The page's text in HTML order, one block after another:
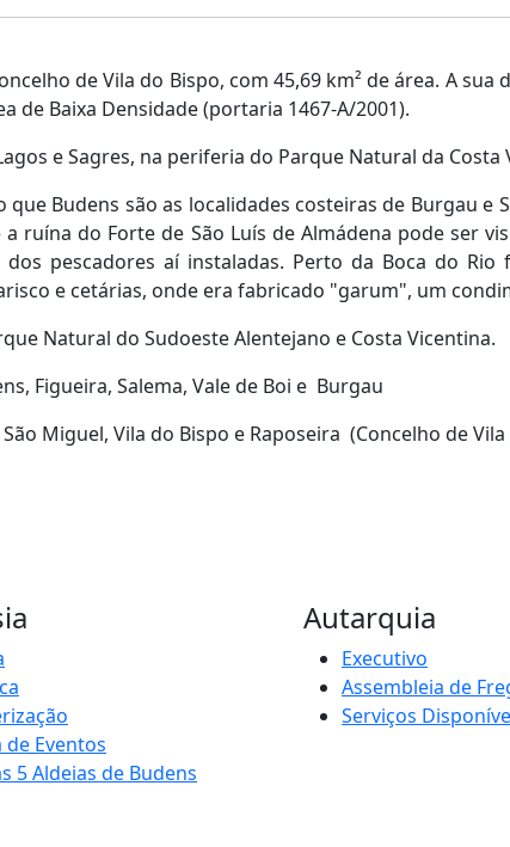
de Vila do Bispo, com 45,69 km² de área. A
de Baixa Densidade (portaria 1467-A/2001).
e Sagres, na periferia do Parque Natural da
Budens são as localidades costeiras de Burgau e
ruína do Forte de São Luís de Almádena pode ser
pescadores aí instaladas. Perto da Boca do
e cetárias, onde era fabricado "garum", um
Natural do Sudoeste Alentejano e Costa Vicentina.
Figueira, Salema, Vale de Boi e Burgau
Miguel, Vila do Bispo e Raposeira (Concelho de
de Eventos
5 Aldeias de Budens
Autarquia
Executivo
Assembleia de
Serviços